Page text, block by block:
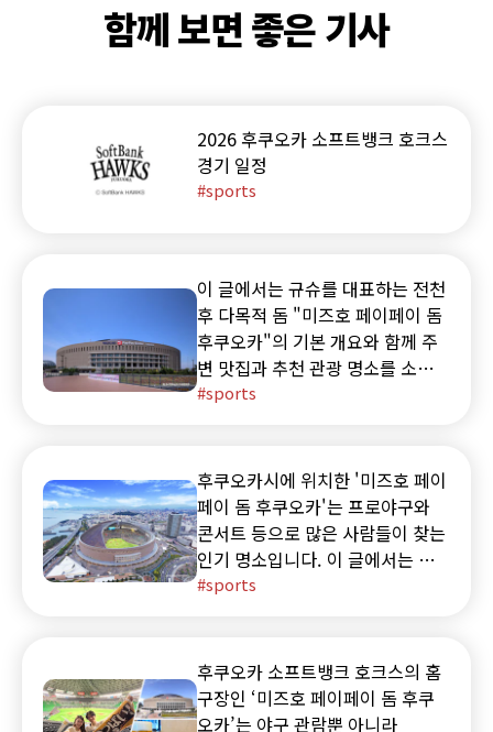
함께 보면 좋은 기사
2026 후쿠오카 소프트뱅크 호크스
경기 일정
sports
이 글에서는 규슈를 대표하는 전천
후 다목적 돔 "미즈호 페이페이 돔
후쿠오카"의 기본 개요와 함께 주
변 맛집과 추천 관광 명소를 소개
합니다.
sports
후쿠오카시에 위치한 '미즈호 페이
페이 돔 후쿠오카'는 프로야구와
콘서트 등으로 많은 사람들이 찾는
인기 명소입니다. 이 글에서는 하
카타역이나 후쿠오카 공항에서 미
sports
후쿠오카 소프트뱅크 호크스의 홈
구장인 ‘미즈호 페이페이 돔 후쿠
오카’는 야구 관람뿐 아니라